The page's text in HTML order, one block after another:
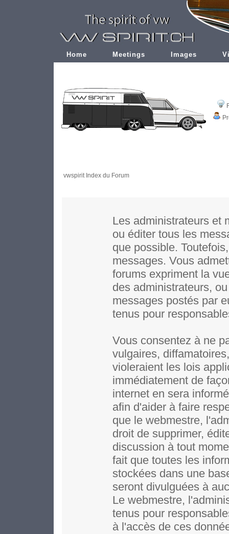
Home Meetings Images
vwspirit Index du Forum
Les administrateurs et
ou éditer tous les
que possible.
messages. Vous
forums expriment la
des administrateurs,
messages postés par
tenus pour
Vous consentez à ne
vulgaires,
violeraient les lois
immédiatement de
internet en sera
afin d'aider à faire
que le webmestre,
droit de supprimer,
discussion à tout
fait que toutes les
stockées dans une
seront divulguées à
Le webmestre,
tenus pour
à l'accès de ces